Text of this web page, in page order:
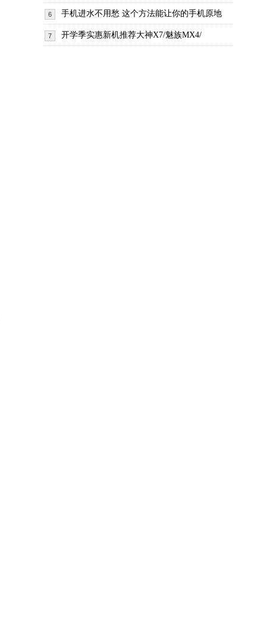
6 手机进水不用愁 这个方法能让你的手机原地
7 开学季实惠新机推荐大神X7/魅族MX4/